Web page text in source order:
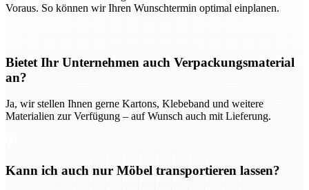
Voraus. So können wir Ihren Wunschtermin optimal einplanen.
Bietet Ihr Unternehmen auch Verpackungsmaterial
an?
Ja, wir stellen Ihnen gerne Kartons, Klebeband und weitere
Materialien zur Verfügung – auf Wunsch auch mit Lieferung.
Kann ich auch nur Möbel transportieren lassen?